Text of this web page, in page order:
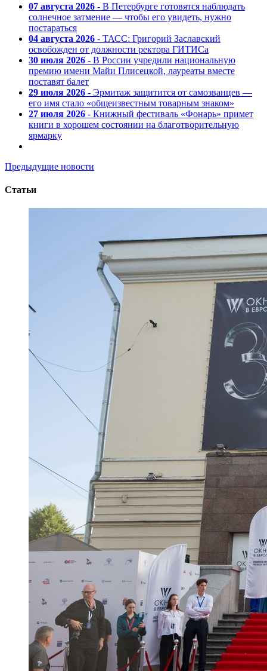
07 августа 2026 - В Петербурге готовятся наблюдать
солнечное затмение — чтобы его увидеть, нужно
постараться
04 августа 2026 - ТАСС: Григорий Заславский
освобожден от должности ректора ГИТИСа
30 июля 2026 - В России учредили национальную
премию имени Майи Плисецкой, лауреаты вместе
поставят балет
29 июля 2026 - Эрмитаж защитится от самозванцев —
его имя стало «общеизвестным товарным знаком»
27 июля 2026 - Книжный фестиваль «Фонарь» примет
книги в хорошем состоянии на благотворительную
ярмарку
Предыдущие новости
Статьи